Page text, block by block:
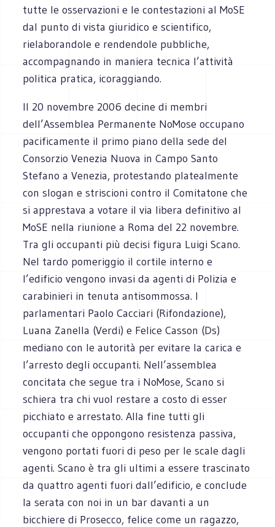
tutte le osservazioni e le contestazioni al MoSE
dal punto di vista giuridico e scientifico,
rielaborandole e rendendole pubbliche,
accompagnando in maniera tecnica l’attività
politica pratica, icoraggiando.
Il 20 novembre 2006 decine di membri
dell’Assemblea Permanente NoMose occupano
pacificamente il primo piano della sede del
Consorzio Venezia Nuova in Campo Santo
Stefano a Venezia, protestando platealmente
con slogan e striscioni contro il Comitatone che
si apprestava a votare il via libera definitivo al
MoSE nella riunione a Roma del 22 novembre.
Tra gli occupanti più decisi figura Luigi Scano.
Nel tardo pomeriggio il cortile interno e
l’edificio vengono invasi da agenti di Polizia e
carabinieri in tenuta antisommossa. I
parlamentari Paolo Cacciari (Rifondazione),
Luana Zanella (Verdi) e Felice Casson (Ds)
mediano con le autorità per evitare la carica e
l’arresto degli occupanti. Nell’assemblea
concitata che segue tra i NoMose, Scano si
schiera tra chi vuol restare a costo di esser
picchiato e arrestato. Alla fine tutti gli
occupanti che oppongono resistenza passiva,
vengono portati fuori di peso per le scale dagli
agenti. Scano è tra gli ultimi a essere trascinato
da quattro agenti fuori dall’edificio, e conclude
la serata con noi in un bar davanti a un
bicchiere di Prosecco, felice come un ragazzo,